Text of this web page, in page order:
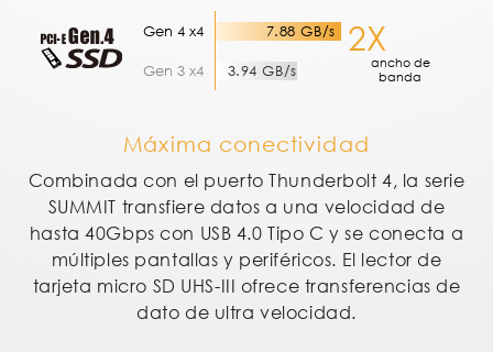
Gen 4 x4 7.88 GB/s
Gen 3 x4 3.94 GB/s
2X
ancho de
banda
Máxima conectividad
Combinada con el puerto Thunderbolt 4, la serie
SUMMIT transfiere datos a una velocidad de
hasta 40Gbps con USB 4.0 Tipo C y se conecta a
múltiples pantallas y periféricos. El lector de
tarjeta micro SD UHS-III ofrece transferencias de
dato de ultra velocidad.